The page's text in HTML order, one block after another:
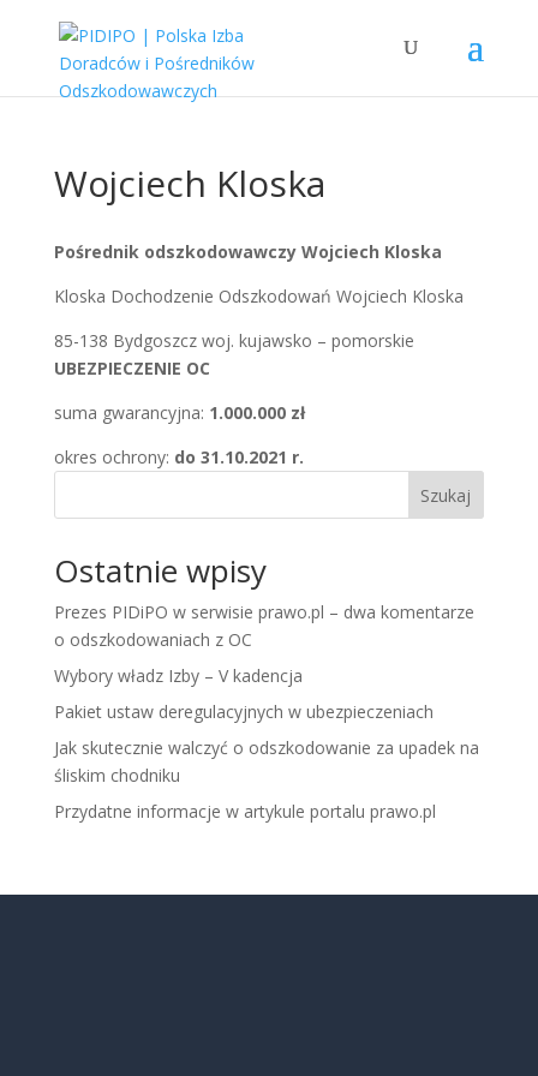
Wojciech Kloska
Pośrednik odszkodowawczy Wojciech Kloska
Kloska Dochodzenie Odszkodowań Wojciech Kloska
85-138 Bydgoszcz woj. kujawsko – pomorskie
UBEZPIECZENIE OC
suma gwarancyjna: 1.000.000 zł
okres ochrony: do 31.10.2021 r.
Szukaj
Ostatnie wpisy
Prezes PIDiPO w serwisie prawo.pl – dwa komentarze
o odszkodowaniach z OC
Wybory władz Izby – V kadencja
Pakiet ustaw deregulacyjnych w ubezpieczeniach
Jak skutecznie walczyć o odszkodowanie za upadek na
śliskim chodniku
Przydatne informacje w artykule portalu prawo.pl